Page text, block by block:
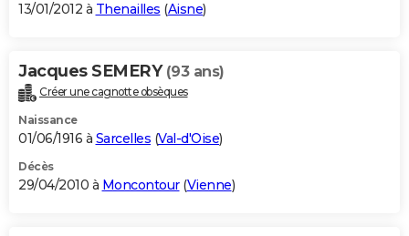
13/01/2012 à Thenailles (Aisne)
Jacques SEMERY (93 ans)
Créer une cagnotte obsèques
Naissance
01/06/1916 à Sarcelles (Val-d'Oise)
Décès
29/04/2010 à Moncontour(Vienne)